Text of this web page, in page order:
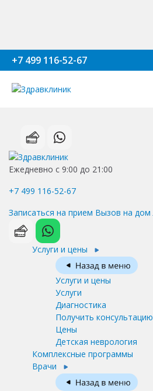
+7 499 116-52-67
Ежедневно с 9:00 до 21:00
+7 499 116-52-67
Записаться на прием Вызов на дом
Услуги и цены
Услуги и цены
Услуги
Диагностика
Получить консультацию
Цены
Детская неврология
Комплексные программы
Врачи